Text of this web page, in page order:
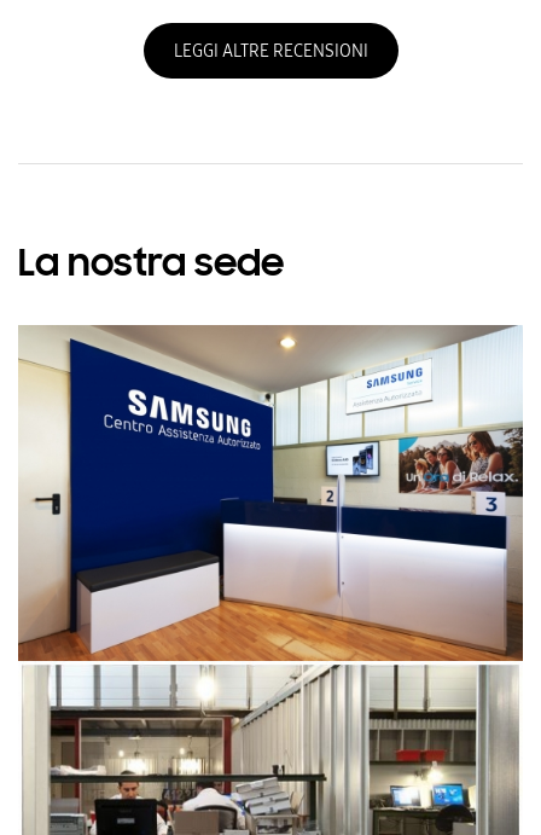
LEGGI ALTRE RECENSIONI
La nostra sede